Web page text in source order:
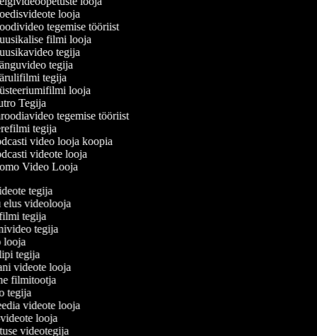
looja
tegemise tööriist
filmi looja
tegija
tegija
tegija
looja
Tegija
tegemise tööriist
tegija
video looja koopia
videote looja
Video Looja
tegija
elus videolooja
tegija
tegija
looja
tegija
videote looja
filmitootja
tegija
videote looja
videote looja
videotegija